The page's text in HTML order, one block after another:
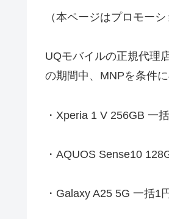
（本ページはプロモーシ
UQモバイルの正規代理
の期間中、MNPを条件
・Xperia 1 V 256GB 一
・AQUOS Sense10
・Galaxy A25 5G 一括1